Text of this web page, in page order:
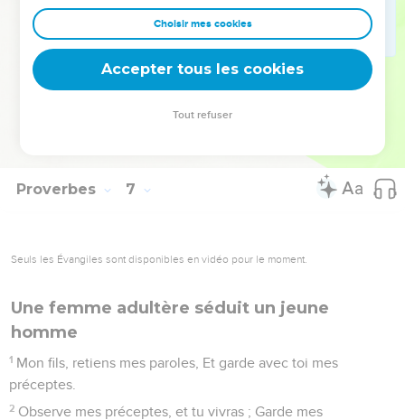
dépourvu de sens, Celui qui veut se perdre agit de la sorte ;
Il n'aura que plaie et ignominie, Et son opprobre ne
s'effacera point.
Car la jalousie met un homme en fureur, Et il est sans pitié
Proverbes 7
Seuls les Évangiles sont disponibles en vidéo pour le moment.
Une femme adultère séduit un jeune
homme
1 Mon fils, retiens mes paroles, Et garde avec toi mes
préceptes.
2 Observe mes préceptes, et tu vivras ; Garde mes
Choisir mes cookies
Accepter tous les cookies
Tout refuser